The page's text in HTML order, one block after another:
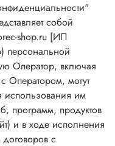
собой
shop.ru [ИП
персональной
Оператор, включая
Оператором, могут
использования им
программ, продуктов
и в ходе исполнения
с